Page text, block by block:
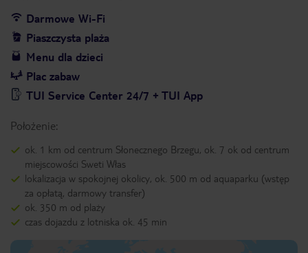
Darmowe Wi-Fi
Piaszczysta plaża
Menu dla dzieci
Plac zabaw
TUI Service Center 24/7 + TUI App
Położenie:
ok. 1 km od centrum Słonecznego Brzegu, ok. 7 ok od centrum
miejscowości Sweti Włas
lokalizacja w spokojnej okolicy, ok. 500 m od aquaparku (wstęp
za opłatą, darmowy transfer)
ok. 350 m od plaży
czas dojazdu z lotniska ok. 45 min